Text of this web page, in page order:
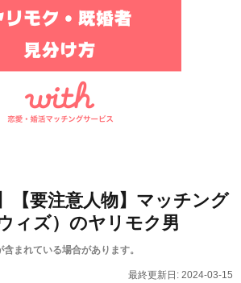
【要注意人物】マッチング
ィズ）のヤリモク男
まれている場合があります。
最終更新日: 2024-03-15